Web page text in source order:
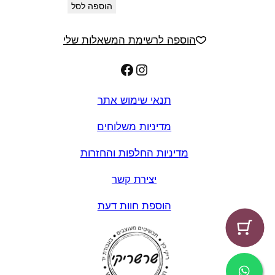
הוספה לסל
הוספה לרשימת המשאלות שלי
Instagram
Facebook
תנאי שימוש אתר
מדיניות משלוחים
מדיניות החלפות והחזרות
יצירת קשר
הוספת חוות דעת